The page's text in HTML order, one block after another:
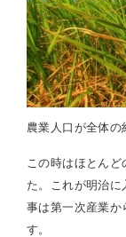
農業人口が全体の
この時はほとん
た。これが明治
事は第一次産業か
す。